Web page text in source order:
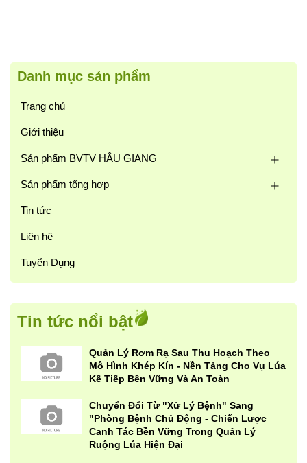
Danh mục sản phẩm
Trang chủ
Giới thiệu
Sản phẩm BVTV HẬU GIANG
Sản phẩm tổng hợp
Tin tức
Liên hệ
Tuyển Dụng
Tin tức nổi bật
Quản Lý Rơm Rạ Sau Thu Hoạch Theo
Mô Hình Khép Kín - Nền Tảng Cho Vụ Lúa
Kế Tiếp Bền Vững Và An Toàn
Chuyển Đổi Từ "Xử Lý Bệnh" Sang
"Phòng Bệnh Chủ Động - Chiến Lược
Canh Tác Bền Vững Trong Quản Lý
Ruộng Lúa Hiện Đại